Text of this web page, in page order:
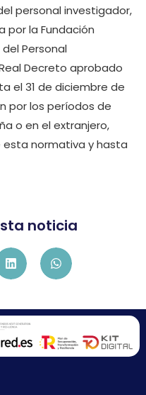
personal investigador,
por la Fundación
Personal
Decreto aprobado
el 31 de diciembre de
por los períodos de
o en el extranjero,
normativa y hasta
noticia